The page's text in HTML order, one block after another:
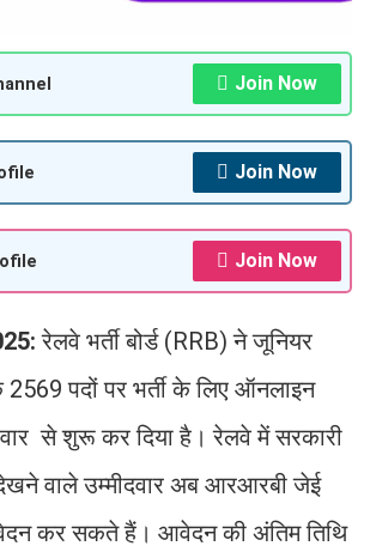
Join Now
Join Now
Join Now
रेलवे भर्ती बोर्ड (RRB) ने जूनियर
पदों पर भर्ती के लिए ऑनलाइन
से शुरू कर दिया है। रेलवे में सरकारी
वाले उम्मीदवार अब आरआरबी जेई
कर सकते हैं। आवेदन की अंतिम तिथि